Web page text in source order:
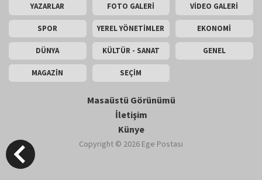
YAZARLAR FOTO GALERİ VİDEO GALERİ
SPOR YEREL YÖNETİMLER EKONOMİ
DÜNYA KÜLTÜR - SANAT GENEL
MAGAZİN SEÇİM
Masaüstü Görünümü
İletişim
Künye
Copyright © 2026 Ege Postası